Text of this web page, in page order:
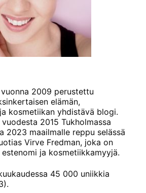
2009 perustettu
elämän,
kosmetiikan yhdistävä blogi.
2015 Tukholmassa
2023 maailmalle reppu selässä
Virve Fredman, joka on
ja kosmetiikkamyyjä.
45 000 uniikkia